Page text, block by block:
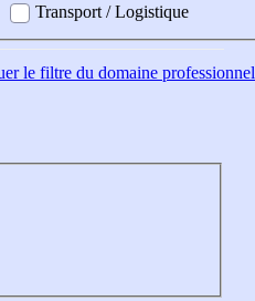
Transport / Logistique
le filtre du domaine professionnel